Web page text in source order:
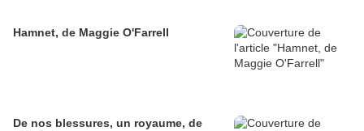
Hamnet, de Maggie O'Farrell
De nos blessures, un royaume, de